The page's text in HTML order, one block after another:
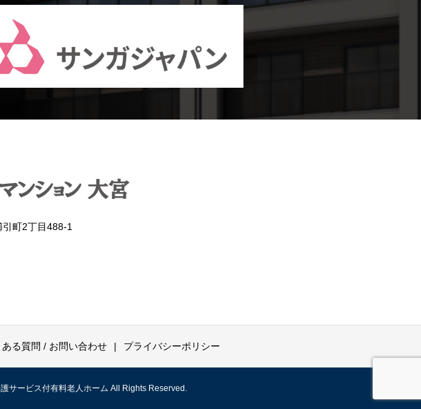
町2丁目488‐1
ある質問 / お問い合わせ プライバシーポリシー
サービス付有料老人ホーム All Rights Reserved.